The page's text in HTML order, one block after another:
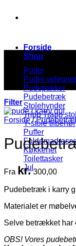
Forside
Shop
Puder
Puder
Pudepakker
Pudebetræk
Stolehynder
Tripp Trapp
Y-stole tilbehør
Puffer
Køkkenet
Toilettasker
Jul
Filter
Forside /
Fra kr.300,00
Pudebetræk i karry
Materialet er
Selve betrækket har
OBS! Vores